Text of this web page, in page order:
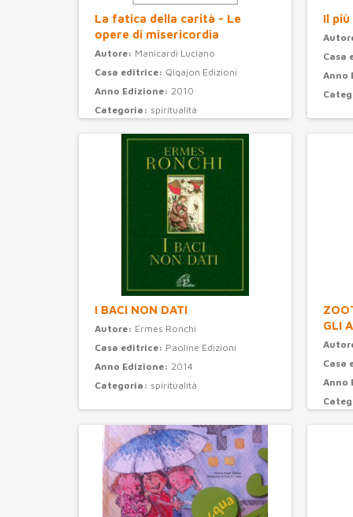
La fatica della carità - Le
opere di misericordia
Autore: Manicardi Luciano
Casa editrice: Qiqajon Edizioni
Anno Edizione: 2010
Categoria: spiritualità
Il
Casa
Anno
I BACI NON DATI
Autore: Ermes Ronchi
Casa editrice: Paoline Edizioni
Anno Edizione: 2014
Categoria: spiritualità
GLI
Casa
Anno